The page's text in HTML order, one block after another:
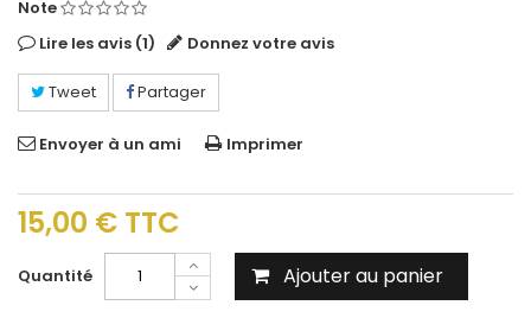
Note
Lire les avis (1) Donnez votre avis
Tweet Partager
Envoyer à un ami Imprimer
15,00 € TTC
Quantité Ajouter au panier